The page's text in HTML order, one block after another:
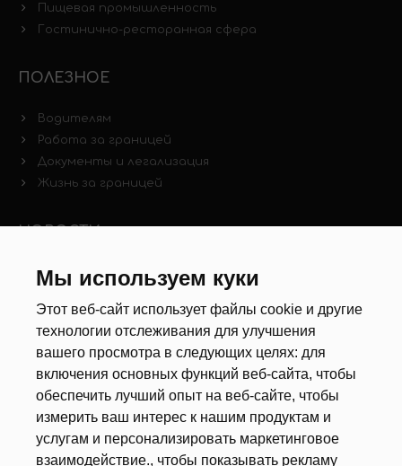
Мы используем куки
Этот веб-сайт использует файлы cookie и другие
технологии отслеживания для улучшения
вашего просмотра в следующих целях: для
включения основных функций веб-сайта, чтобы
обеспечить лучший опыт на веб-сайте, чтобы
измерить ваш интерес к нашим продуктам и
услугам и персонализировать маркетинговое
взаимодействие., чтобы показывать рекламу
Пищевая промышленность
Гостинично-ресторанная сфера
ПОЛЕЗНОЕ
Водителям
Работа за границей
Документы и легализация
Жизнь за границей
НОВОСТИ
Новости рынка труда
Анкета
Калькулятор дат
Документы